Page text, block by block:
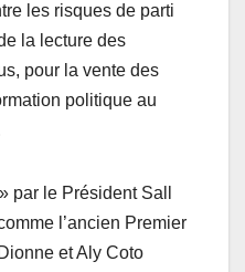
les risques de parti
la lecture des
pour la vente des
politique au
» par le Président Sall
l’ancien Premier
et Aly Coto